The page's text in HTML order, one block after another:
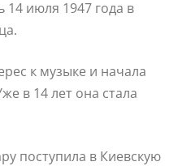
14 июля 1947 года в
к музыке и начала
в 14 лет она стала
поступила в Киевскую